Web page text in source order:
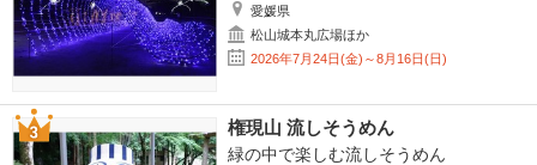
愛媛県
松山城本丸広場ほか
2026年7月24日(金)～8月16日(日)
権現山 流しそうめん
緑の中で楽しむ流しそうめん